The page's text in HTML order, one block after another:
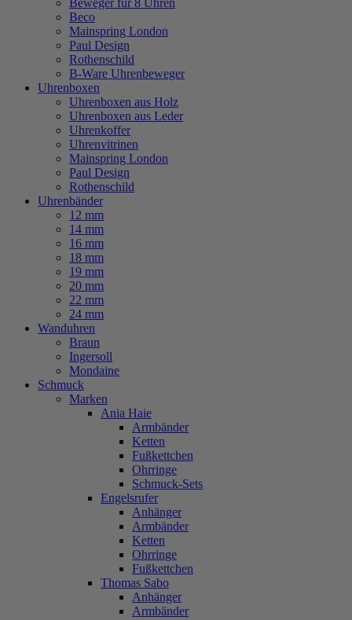
Beweger für 8 Uhren
Beco
Mainspring London
Paul Design
Rothenschild
B-Ware Uhrenbeweger
Uhrenboxen
Uhrenboxen aus Holz
Uhrenboxen aus Leder
Uhrenkoffer
Uhrenvitrinen
Mainspring London
Paul Design
Rothenschild
Uhrenbänder
12 mm
14 mm
16 mm
18 mm
19 mm
20 mm
22 mm
24 mm
Wanduhren
Braun
Ingersoll
Mondaine
Schmuck
Marken
Ania Haie
Armbänder
Ketten
Fußkettchen
Ohrringe
Schmuck-Sets
Engelsrufer
Anhänger
Armbänder
Ketten
Ohrringe
Fußkettchen
Thomas Sabo
Anhänger
Armbänder